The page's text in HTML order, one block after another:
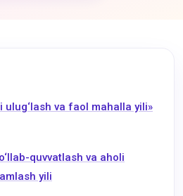
ulug‘lash va faol mahalla yili»
quvvatlash va aholi
yili